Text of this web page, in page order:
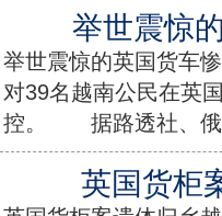
举世震惊
举世震惊的英国货车
对39名越南公民在英
控。 据路透社、俄
英国货柜